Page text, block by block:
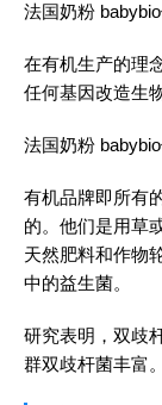
法国奶粉
在有机生产的理
任何基因改造生
法国奶粉
有机品牌即所有
的。他们是用草
天然肥料和作物
中的益生菌。
研究表明，双歧
群双歧杆菌丰富。